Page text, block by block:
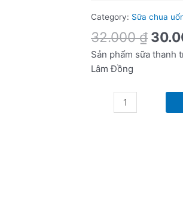
Category: Sữa chua
32.000₫
Sản phẩm sữa thanh
Lâm Đồng
Dalatmilk
Có
Đường
500ml